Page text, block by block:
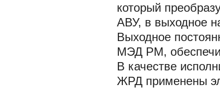
который
АВУ, в выходное
Выходное
МЭД РМ,
В качестве
ЖРД применены